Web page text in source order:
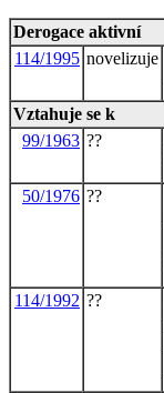
Derogace aktivní
114/1995 novelizuje
Vztahuje se k
99/1963 ??
50/1976 ??
114/1992 ??